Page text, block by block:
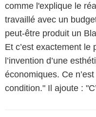
comme l'explique le
travaillé avec un
peut-être produit un
Et c’est exactement
l’invention d’une
économiques. Ce
condition." Il ajoute :